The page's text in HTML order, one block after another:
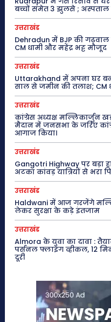
बच्चों समेत 3 झुलसे ;
उत्तराखंड
Dehradun में BJP की
CM धामी और महेंद्र भट्ट मौजूद
उत्तराखंड
Uttarakhand में अपना घर
साल से जमीन की तलाश; CM
उत्तराखंड
कांग्रेस अध्यक्ष मल्लिकार्जुन
मैदान में जनसभा के जरिए
आगाज किया।
उत्तराखंड
Gangotri Highway पर बड़ा
अटका कांवड़ यात्रियों से भरा
उत्तराखंड
Haldwani में आज गरजेंगे
लेकर सुरक्षा के कड़े इंतजाम
उत्तराखंड
Almora के युवा का दावा :
पर्सनल फ्लाइंग व्हीकल, 12
दूरी